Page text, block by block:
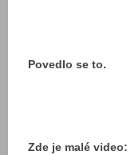
Povedlo se to.
Zde je malé video: